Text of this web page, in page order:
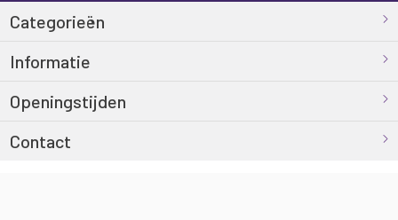
Categorieën
Informatie
Openingstijden
Contact